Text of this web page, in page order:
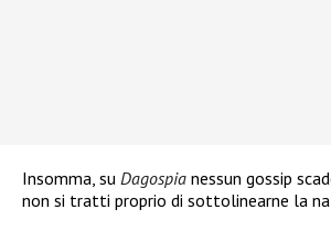
Insomma, su Dagospia nessun gossip
non si tratti proprio di sottolinearne la